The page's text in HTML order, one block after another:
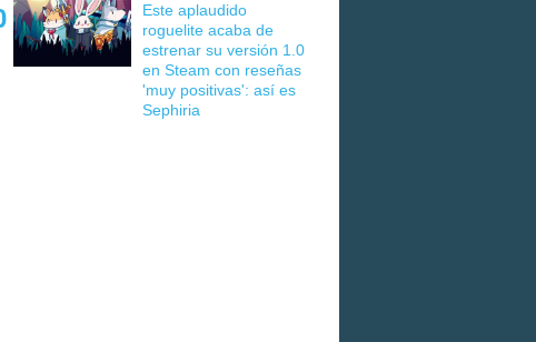
Este aplaudido
roguelite acaba de
estrenar su versión 1.0
en Steam con reseñas
'muy positivas': así es
Sephiria